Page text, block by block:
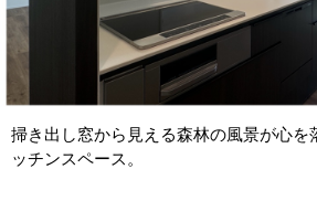
掃き出し窓から見える森林の風景が心を
ッチンスペース。